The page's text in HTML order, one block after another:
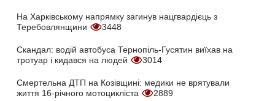
На Харківському напрямку загинув нацгвардієць з
Теребовлянщини
3448
Скандал: водій автобуса Тернопіль-Гусятин виїхав на
тротуар і кидався на людей
3014
Смертельна ДТП на Козівщині: медики не врятували
життя 16-річного мотоцикліста
2889